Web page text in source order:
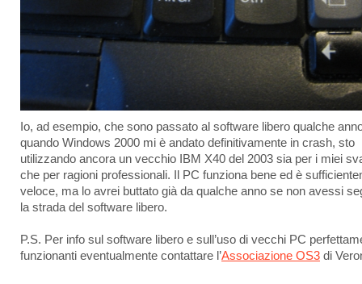
Io, ad esempio, che sono passato al software libero qualche
quando Windows 2000 mi è andato definitivamente in crash, sto
utilizzando ancora un vecchio IBM X40 del 2003 sia per i miei
che per ragioni professionali. Il PC funziona bene ed è
veloce, ma lo avrei buttato già da qualche anno se non avessi
la strada del software libero.
P.S. Per info sul software libero e sull’uso di vecchi PC
funzionanti eventualmente contattare l’Associazione OS3 di